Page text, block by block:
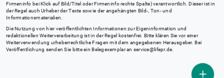
Firmeninfo bei Klick auf Bild/Titel oder Firmeninfo rechte Spalte) verantwortlich. Dieser ist in
der Regel auch Urheber der Texte sowie der angehängten Bild-, Ton- und
Informationsmaterialien.
Die Nutzung von hier veröffentlichten Informationen zur Eigeninformation und
redaktionellen Weiterverarbeitung ist in der Regel kostenfrei. Bitte klären Sie vor einer
Weiterverwendung urheberrechtliche Fragen mit dem angegebenen Herausgeber. Bei
Veröffentlichung senden Sie bitte ein Belegexemplar an service@lifepr.de